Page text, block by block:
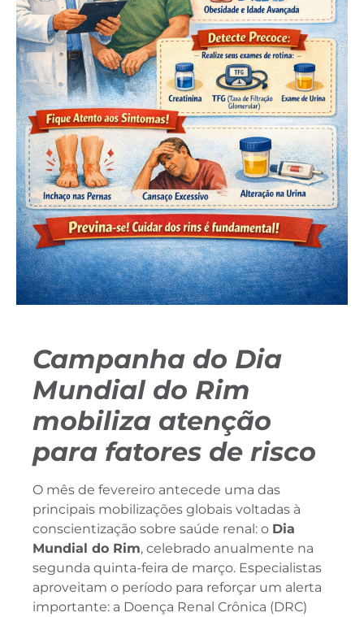
Campanha do Dia
Mundial do Rim
mobiliza atenção
para fatores de risco
O mês de fevereiro antecede uma das
principais mobilizações globais voltadas à
conscientização sobre saúde renal: o Dia
Mundial do Rim, celebrado anualmente na
segunda quinta-feira de março. Especialistas
aproveitam o período para reforçar um alerta
importante: a Doença Renal Crônica (DRC)